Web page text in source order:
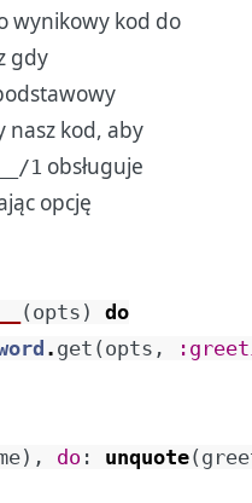
wynikowy kod do
gdy
nasz kod, aby
1 obsługuje
opcję
( opts )
do
. get ( opts ,
) , do : unquote(